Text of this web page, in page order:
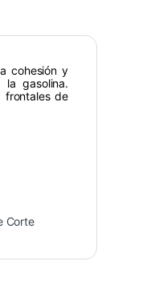
cohesión y
gasolina.
frontales de
Corte